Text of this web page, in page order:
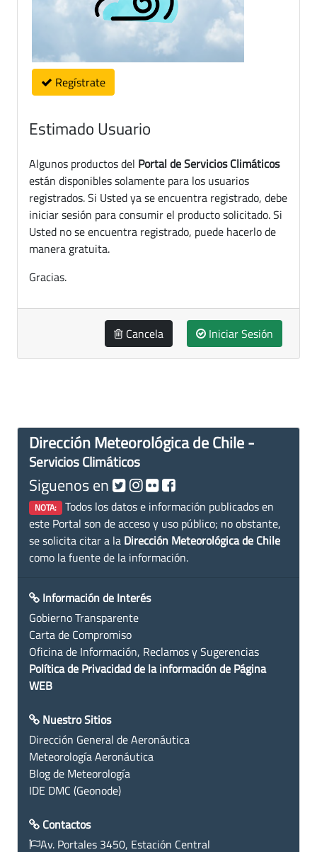
Regístrate
Estimado Usuario
Algunos productos del Portal de Servicios Climáticos
están disponibles solamente para los usuarios
registrados. Si Usted ya se encuentra registrado, debe
iniciar sesión para consumir el producto solicitado. Si
Usted no se encuentra registrado, puede hacerlo de
manera gratuita.
Gracias.
Cancela Iniciar Sesión
Dirección Meteorológica de Chile -
Servicios Climáticos
Siguenos en
NOTA: Todos los datos e información publicados en
este Portal son de acceso y uso público; no obstante,
se solicita citar a la Dirección Meteorológica de Chile
como la fuente de la información.
Información de Interés
Gobierno Transparente
Carta de Compromiso
Oficina de Información, Reclamos y Sugerencias
Política de Privacidad de la información de Página
WEB
Nuestro Sitios
Dirección General de Aeronáutica
Meteorología Aeronáutica
Blog de Meteorología
IDE DMC (Geonode)
Contactos
Av. Portales 3450, Estación Central